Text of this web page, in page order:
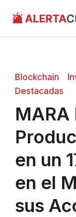
contenido
Blockchain
Destacadas
en un
en el
sus